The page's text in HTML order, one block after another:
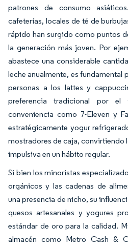
patrones de consumo
cafeterías, locales de té de
rápido han surgido como puntos
la generación más joven. Por
abastece una considerable
leche anualmente, es fundamental
personas a los lattes y
preferencia tradicional por el
conveniencia como 7-Eleven y
estratégicamente yogur
mostradores de caja, convirtiendo
impulsiva en un hábito regular.
Si bien los minoristas
orgánicos y las cadenas de
una presencia de nicho, su
quesos artesanales y yogures
estándar de oro para la calidad.
almacén como Metro Cash &